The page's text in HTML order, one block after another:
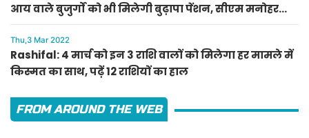
आय वाले बुजुर्गों को भी मिलेगी बुढ़ापा पेंशन, सीएम मनोहर
लाल का ऐलान
Thu,3 Mar 2022
Rashifal: 4 मार्च को इन 3 राशि वालों को मिलेगा हर मामले में
किस्मत का साथ, पढ़ें 12 राशियों का हाल
FROM AROUND THE WEB